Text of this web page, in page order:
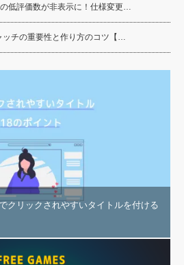
低評価数が非表示に！仕様変更…
ッチの重要性と作り方のコツ【…
クリックされやすいタイトルを付ける